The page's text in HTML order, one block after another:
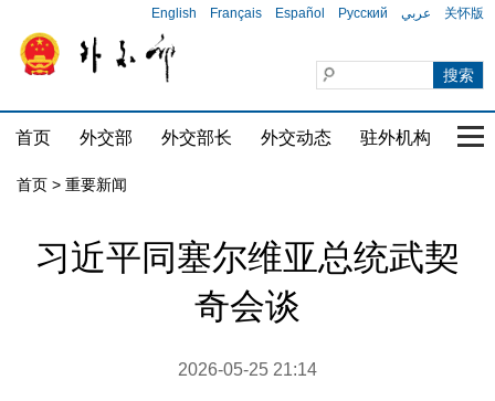
English Français Español Русский عربي 关怀版
首页 外交部 外交部长 外交动态 驻外机构 国
首页 > 重要新闻
习近平同塞尔维亚总统武契
奇会谈
2026-05-25 21:14